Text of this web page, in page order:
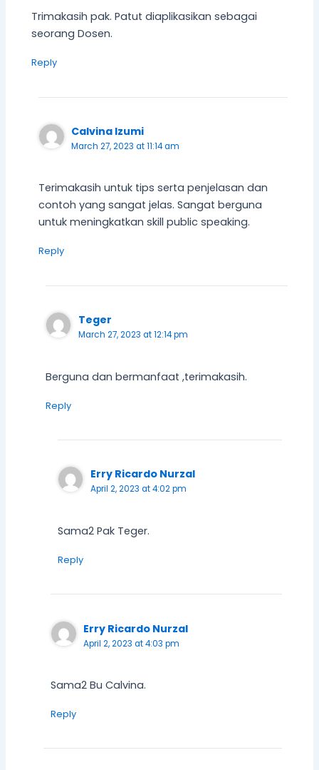
Trimakasih pak. Patut diaplikasikan sebagai
seorang Dosen.
Reply
Calvina Izumi
March 27, 2023 at 11:14 am
Terimakasih untuk tips serta penjelasan dan
contoh yang sangat jelas. Sangat berguna
untuk meningkatkan skill public speaking.
Reply
Teger
March 27, 2023 at 12:14 pm
Berguna dan bermanfaat ,terimakasih.
Reply
Erry Ricardo Nurzal
April 2, 2023 at 4:02 pm
Sama2 Pak Teger.
Reply
Erry Ricardo Nurzal
April 2, 2023 at 4:03 pm
Sama2 Bu Calvina.
Reply